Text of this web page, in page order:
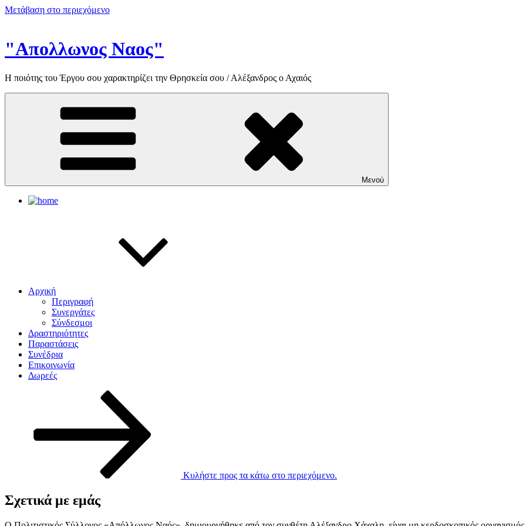
Μετάβαση στο περιεχόμενο
"Απολλωνος Ναος"
Η ποιότης του Έργου σου χαρακτηρίζει την Θρησκεία σου / Αλέξανδρος ο Αχαιός
Μενού
Αρχική
Περιγραφή
Συνεργάτες
Σύνδεσμοι
Δραστηριότητες
Παραστάσεις
Συνέδρια
Επικοινωνία
Δωρεές
Κυλήστε προς τα κάτω στο περιεχόμενο.
Σχετικά με εμάς